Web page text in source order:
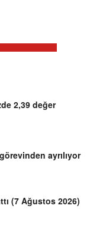
2,39 değer
ayrılıyor
(7 Ağustos 2026)